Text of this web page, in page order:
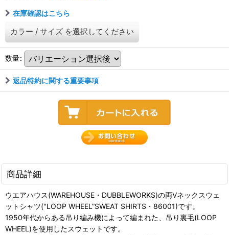
在庫確認はこちら
カラー / サイズ を選択してください
数量:
返品特約に関する重要事項
商品詳細
ウエアハウス(WAREHOUSE・DUBBLEWORKS)の両Vネックスウェ
ットシャツ("LOOP WHEEL”SWEAT SHIRTS・86001)です。
1950年代からある吊り編み機によって編まれた、吊り裏毛(LOOP
WHEEL)を使用したスウェットです。